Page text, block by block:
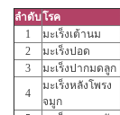
ลำดับโรค
1
มะเร็งเต้านม
2
มะเร็งปอด
3
มะเร็งปากมดลูก
4
มะเร็งหลังโพรง
จมูก